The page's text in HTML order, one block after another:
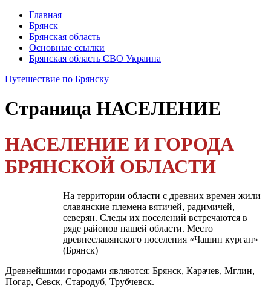
Главная
Брянск
Брянская область
Основные ссылки
Брянская область СВО Украина
Путешествие по Брянску
Страница НАСЕЛЕНИЕ
НАСЕЛЕНИЕ И ГОРОДА
БРЯНСКОЙ ОБЛАСТИ
На территории области с древних времен жили
славян­ские племена вятичей, радимичей,
северян. Следы их посе­лений встречаются в
ряде районов нашей области. Место
древнеславянского поселения «Чашин курган»
(Брянск)
Древнейшими городами являются: Брянск, Карачев, Мглин,
Погар, Севск, Стародуб, Трубчевск.